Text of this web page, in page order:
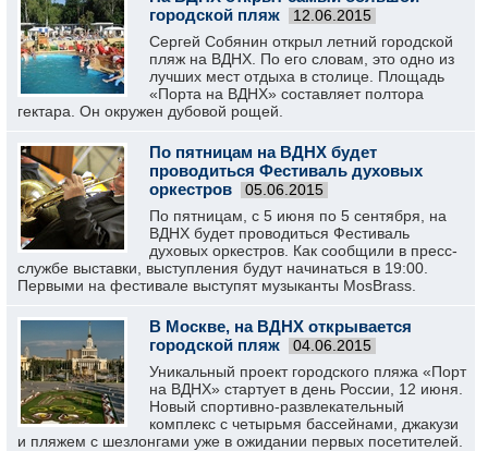
городской пляж
12.06.2015
Сергей Собянин открыл летний городской
пляж на ВДНХ. По его словам, это одно из
лучших мест отдыха в столице. Площадь
«Порта на ВДНХ» составляет полтора
гектара. Он окружен дубовой рощей.
По пятницам на ВДНХ будет
проводиться Фестиваль духовых
оркестров
05.06.2015
По пятницам, с 5 июня по 5 сентября, на
ВДНХ будет проводиться Фестиваль
духовых оркестров. Как сообщили в пресс-
службе выставки, выступления будут начинаться в 19:00.
Первыми на фестивале выступят музыканты MosBrass.
В Москве, на ВДНХ открывается
городской пляж
04.06.2015
Уникальный проект городского пляжа «Порт
на ВДНХ» стартует в день России, 12 июня.
Новый спортивно-развлекательный
комплекс с четырьмя бассейнами, джакузи
и пляжем с шезлонгами уже в ожидании первых посетителей.